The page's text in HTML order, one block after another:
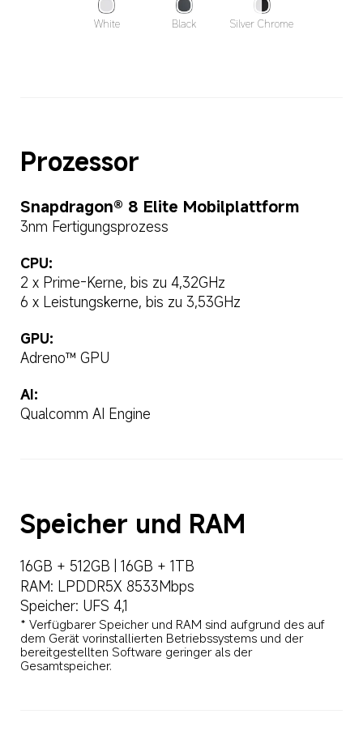
White Black Silver Chrome
Prozessor
Snapdragon® 8 Elite Mobilplattform
3nm Fertigungsprozess
CPU:
2 x Prime-Kerne, bis zu 4,32GHz
6 x Leistungskerne, bis zu 3,53GHz
GPU:
Adreno™ GPU
AI:
Qualcomm AI Engine
Speicher und RAM
16GB + 512GB | 16GB + 1TB
RAM: LPDDR5X 8533Mbps
Speicher: UFS 4,1
* Verfügbarer Speicher und RAM sind aufgrund des auf
dem Gerät vorinstallierten Betriebssystems und der
bereitgestellten Software geringer als der
Gesamtspeicher.